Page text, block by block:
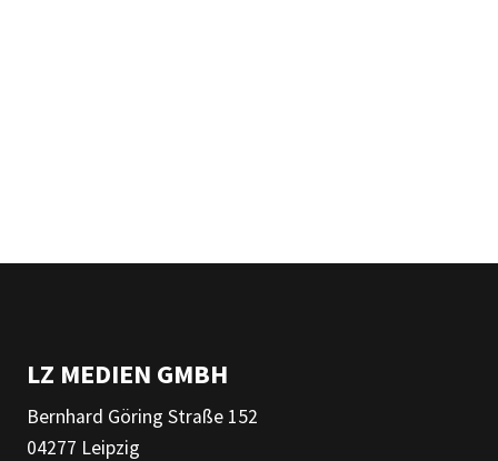
LZ MEDIEN GMBH
Bernhard Göring Straße 152
04277 Leipzig